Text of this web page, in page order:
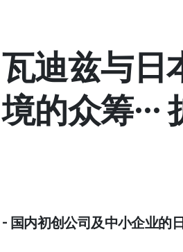
瓦迪兹与日
境的众筹…
- 国内初创公司及中小企业的